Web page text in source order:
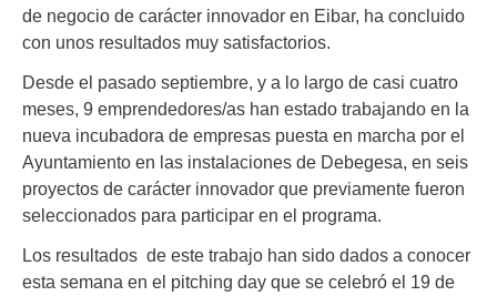
de negocio de carácter innovador en Eibar, ha concluido
con unos resultados muy satisfactorios.
Desde el pasado septiembre, y a lo largo de casi cuatro
meses, 9 emprendedores/as han estado trabajando en la
nueva incubadora de empresas puesta en marcha por el
Ayuntamiento en las instalaciones de Debegesa, en seis
proyectos de carácter innovador que previamente fueron
seleccionados para participar en el programa.
Los resultados de este trabajo han sido dados a conocer
esta semana en el pitching day que se celebró el 19 de